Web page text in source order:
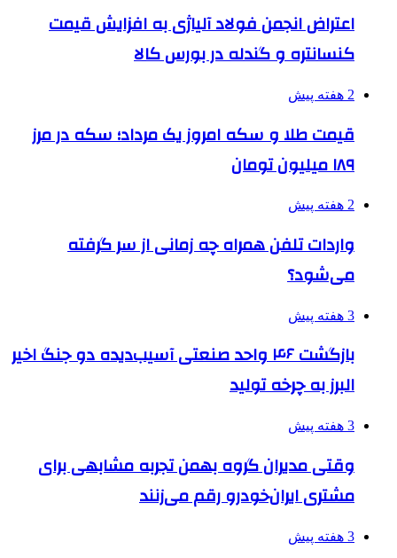
اعتراض انجمن فولاد آلیاژی به افزایش قیمت
کنسانتره و گندله در بورس کالا
2 هفته پیش
قیمت طلا و سکه امروز یک مرداد؛ سکه در مرز
۱۸۹ میلیون تومان
2 هفته پیش
واردات تلفن همراه چه زمانی از سر گرفته
می‌شود؟
3 هفته پیش
بازگشت ۴۶ واحد صنعتی آسیب‌دیده دو جنگ اخیر
البرز به چرخه تولید
3 هفته پیش
وقتی مدیران گروه بهمن تجربه مشابهی برای
مشتری ایران‌خودرو رقم می‌زنند
3 هفته پیش